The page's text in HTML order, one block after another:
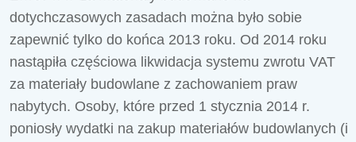
dotychczasowych zasadach można było sobie
zapewnić tylko do końca 2013 roku. Od 2014 roku
nastąpiła częściowa likwidacja systemu zwrotu VAT
za materiały budowlane z zachowaniem praw
nabytych. Osoby, które przed 1 stycznia 2014 r.
poniosły wydatki na zakup materiałów budowlanych (i